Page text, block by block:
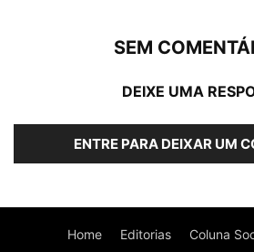
SEM
DEIXE UMA
ENTRE PARA DEIXAR UM
Home Editorias Coluna